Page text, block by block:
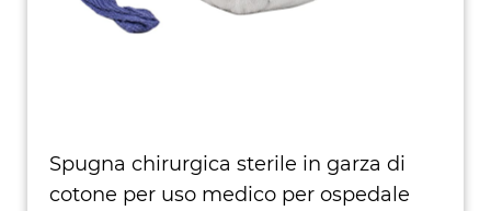
Spugna chirurgica sterile in garza di
cotone per uso medico per ospedale